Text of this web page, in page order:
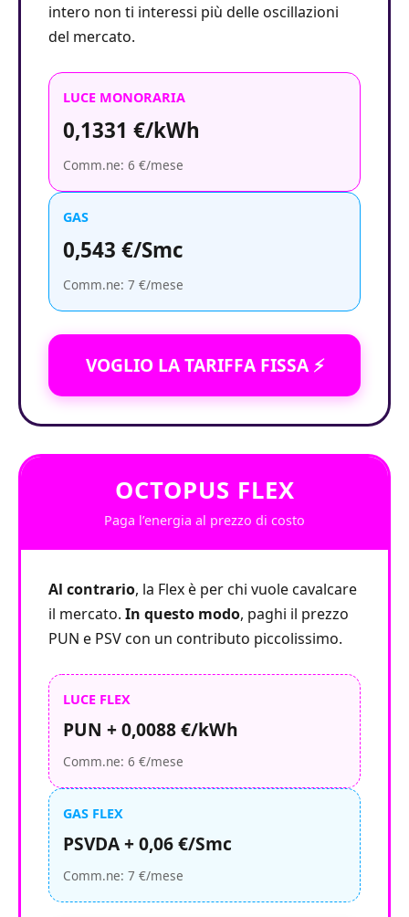
intero non ti interessi più delle oscillazioni
del mercato.
LUCE MONORARIA
0,1331 €/kWh
Comm.ne: 6 €/mese
GAS
0,543 €/Smc
Comm.ne: 7 €/mese
VOGLIO LA TARIFFA FISSA ⚡
OCTOPUS FLEX
Paga l’energia al prezzo di costo
Al contrario, la Flex è per chi vuole cavalcare
il mercato. In questo modo, paghi il prezzo
PUN e PSV con un contributo piccolissimo.
LUCE FLEX
PUN + 0,0088 €/kWh
Comm.ne: 6 €/mese
GAS FLEX
PSVDA + 0,06 €/Smc
Comm.ne: 7 €/mese